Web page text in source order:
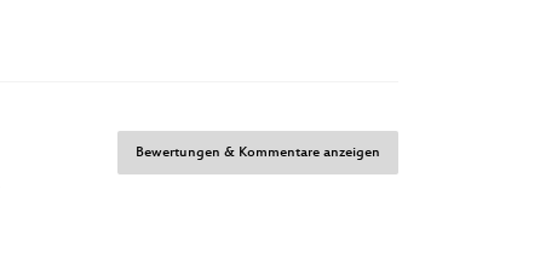
Bewertungen & Kommentare anzeigen